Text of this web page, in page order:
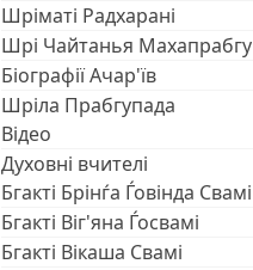
Шріматі Радхарані
Шрі Чайтанья Махапрабгу
Біографії Ачар'їв
Шріла Прабгупада
Відео
Духовні вчителі
Бгакті Брінѓа Ѓовінда Свамі
Бгакті Віг'яна Ѓосвамі
Бгакті Вікаша Свамі